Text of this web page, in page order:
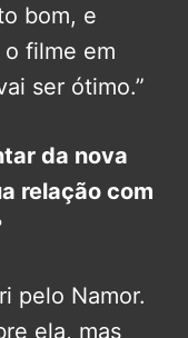
bom, e
filme em
ser ótimo.”
da nova
relação com
pelo Namor.
ela, mas